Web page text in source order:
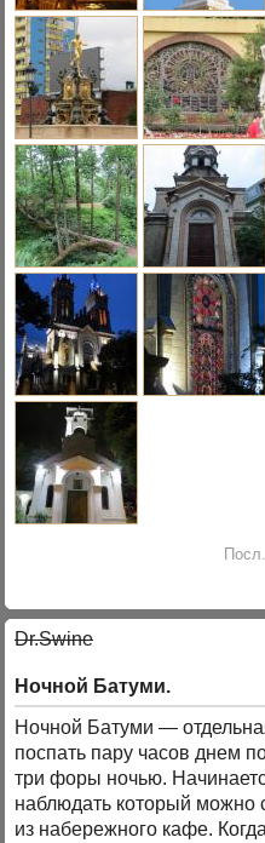
Dr.Swine
Ночной Батуми.
Ночной Батуми —
поспать пару часов днем
три форы ночью.
наблюдать который можно
из набережного кафе.